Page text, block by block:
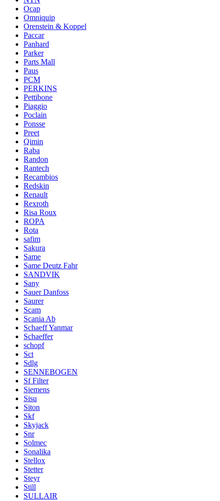
Ocap
Omniquip
Orenstein & Koppel
Paccar
Panhard
Parker
Parts Mall
Paus
PCM
PERKINS
Pettibone
Piaggio
Poclain
Ponsse
Preet
Qimin
Raba
Randon
Rantech
Recambios
Redskin
Renault
Rexroth
Risa Roux
ROPA
Rota
safim
Sakura
Same
Same Deutz Fahr
SANDVIK
Sany
Sauer Danfoss
Saurer
Scam
Scania Ab
Schaeff Yanmar
Schaeffer
schopf
Sct
Sdlg
SENNEBOGEN
Sf Filter
Siemens
Sisu
Siton
Skf
Skyjack
Snr
Solmec
Sonalika
Stellox
Stetter
Steyr
Still
SULLAIR